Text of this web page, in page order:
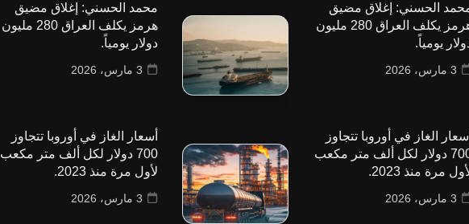
الحسني: إغلاق مضيق
هرمز يكلف العراق 280 مليون
يومياً.
3 مارس، 2026
أسعار الغاز في أوروبا تتجاوز
700 دولار لكل ألف متر مكعب
مرة منذ 2023.
3 مارس، 2026
محمد الحسني: إغلاق مضيق
هرمز يكلف العراق 280 مليون
دولار يومياً.
3 مارس، 2026
أسعار الغاز في أوروبا تتجاوز
700 دولار لكل ألف متر مكعب
لأول مرة منذ 2023.
3 مارس، 2026